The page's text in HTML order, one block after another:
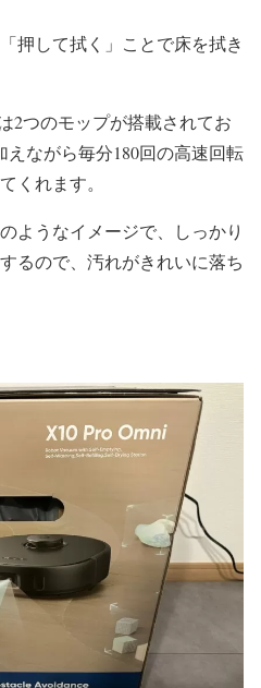
押して拭く」ことで床を拭き
2つのモップが搭載されてお
えながら毎分180回の高速回転
くれます。
ようなイメージで、しっかり
るので、汚れがきれいに落ち